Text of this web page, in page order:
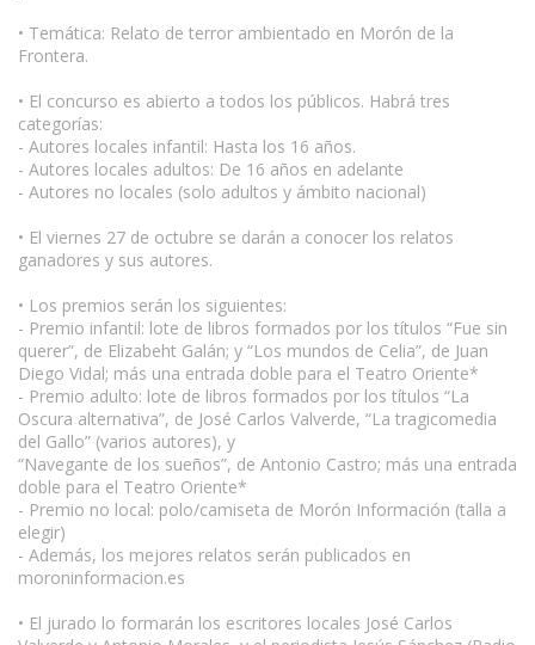
• Temática: Relato de terror ambientado en Morón de la
Frontera.
• El concurso es abierto a todos los públicos. Habrá tres
categorías:
- Autores locales infantil: Hasta los 16 años.
- Autores locales adultos: De 16 años en adelante
- Autores no locales (solo adultos y ámbito nacional)
• El viernes 27 de octubre se darán a conocer los relatos
ganadores y sus autores.
• Los premios serán los siguientes:
- Premio infantil: lote de libros formados por los títulos “Fue sin
querer”, de Elizabeht Galán; y “Los mundos de Celia”, de Juan
Diego Vidal; más una entrada doble para el Teatro Oriente*
- Premio adulto: lote de libros formados por los títulos “La
Oscura alternativa”, de José Carlos Valverde, “La tragicomedia
del Gallo” (varios autores), y
“Navegante de los sueños”, de Antonio Castro; más una entrada
doble para el Teatro Oriente*
- Premio no local: polo/camiseta de Morón Información (talla a
elegir)
- Además, los mejores relatos serán publicados en
moroninformacion.es
• El jurado lo formarán los escritores locales José Carlos